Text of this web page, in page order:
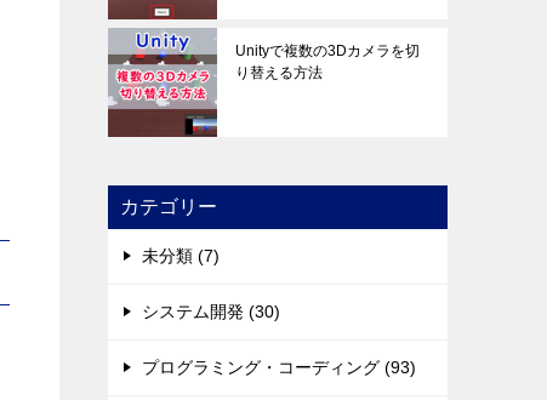
Unityで複数の3Dカメラを切
り替える方法
カテゴリー
未分類 (7)
システム開発 (30)
プログラミング・コーディング (93)